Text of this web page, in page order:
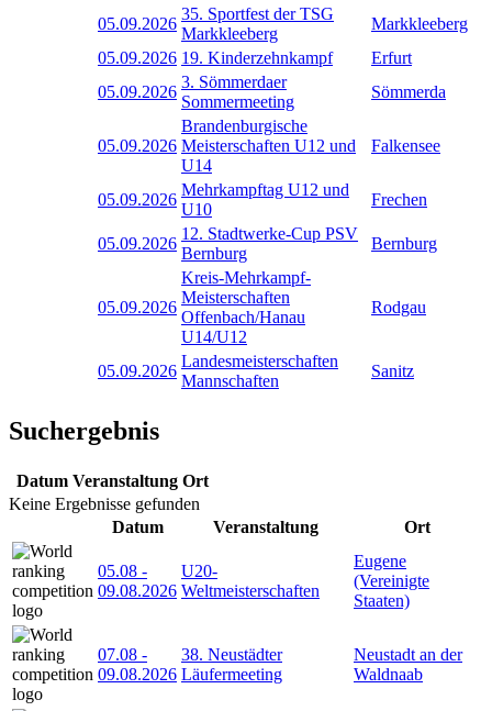
05.09.2026
35. Sportfest der TSG
Markkleeberg
Markkleeberg
05.09.2026 19. Kinderzehnkampf
Erfurt
05.09.2026
3. Sömmerdaer
Sommermeeting
Sömmerda
05.09.2026
Brandenburgische
Meisterschaften U12 und
U14
Falkensee
05.09.2026
Mehrkampftag U12 und
U10
Frechen
05.09.2026
12. Stadtwerke-Cup PSV
Bernburg
Bernburg
05.09.2026
Kreis-Mehrkampf-
Meisterschaften
Offenbach/Hanau
U14/U12
Rodgau
05.09.2026
Landesmeisterschaften
Mannschaften
Sanitz
Suchergebnis
Datum Veranstaltung Ort
Keine Ergebnisse gefunden
Datum
Veranstaltung Ort
05.08 -
09.08.2026
U20-
Weltmeisterschaften
Eugene
(Vereinigte
Staaten)
07.08 -
09.08.2026
38. Neustädter
Läufermeeting
Neustadt an der
Waldnaab